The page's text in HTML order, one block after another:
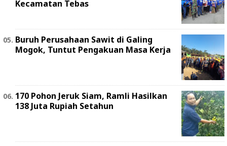
Kecamatan Tebas
Buruh Perusahaan Sawit di Galing
Mogok, Tuntut Pengakuan Masa Kerja
170 Pohon Jeruk Siam, Ramli Hasilkan
138 Juta Rupiah Setahun